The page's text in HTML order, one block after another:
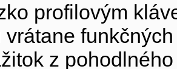
profilovým
vrátane
z